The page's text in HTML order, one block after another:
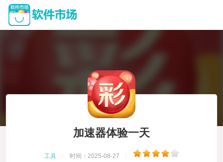
加速器体验一天
工具 时间：2025-08-27